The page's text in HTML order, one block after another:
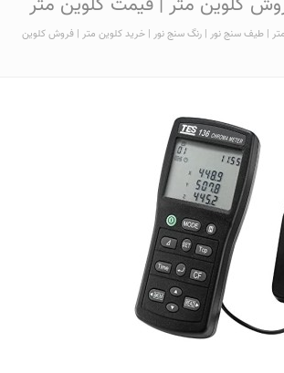
| طیف سنج نور | رنگ سنج نور | خرید کلوین متر | فروش کلوین